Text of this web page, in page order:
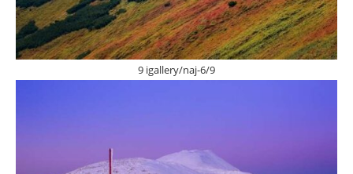
9 igallery/naj-6/9